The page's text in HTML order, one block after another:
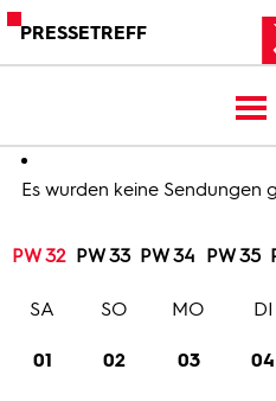
PRESSETREFF
Es wurden keine Sendungen
PW 32 PW 33 PW 34 PW 35
01
SA
02
SO
03
MO
04
DI